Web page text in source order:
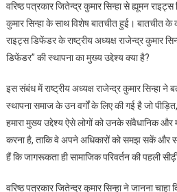
वरिष्ठ पत्रकार जितेन्द्र कुमार सिन्हा से ह्यूमन
कुमार सिन्हा के साथ विशेष बातचीत हुई। बातचीत के
राइट्स डिफेंडर के राष्ट्रीय अध्यक्ष राजेन्द्र कुमार
डिफेंडर” की स्थापना का मुख्य उद्देश्य क्या है?
इस संबंध में राष्ट्रीय अध्यक्ष राजेन्द्र कुमार सिन्हा ने
स्थापना समाज के उन वर्गों के लिए की गई है जो
हमारा मुख्य उद्देश्य ऐसे लोगों को उनके संवैधानिक
करना है, ताकि वे अपने अधिकारों को समझ सकें और
हैं कि जागरूकता ही सामाजिक परिवर्तन की पहली
वरिष्ठ पत्रकार जितेन्द्र कुमार सिन्हा ने जानना